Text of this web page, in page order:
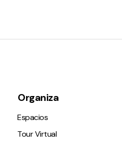
Organiza
Espacios
Tour Virtual